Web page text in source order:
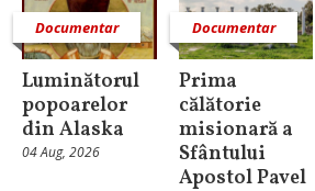
Documentar
Luminătorul
popoarelor
din Alaska
04 Aug, 2026
Documentar
Prima
călătorie
misionară a
Sfântului
Apostol Pavel